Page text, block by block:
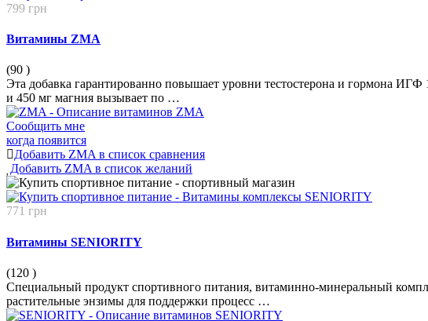
799 грн
Витамины ZMA
(90 )
Эта добавка гарантированно повышает уровни тестостерона и гормона
и 450 мг магния вызывает по …
Сообщить мне
когда появится
Добавить ZMA в список сравнения
Добавить ZMA в список желаний
771 грн
Витамины SENIORITY
(120 )
Специальный продукт спортивного питания, витаминно-минеральный
растительные энзимы для поддержки процесс …